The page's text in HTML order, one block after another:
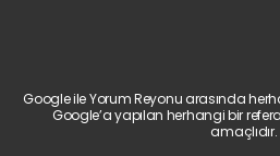
Google ile Yorum Reyonu arasında
Google’a yapılan herhangi bir
amaçlıdır.